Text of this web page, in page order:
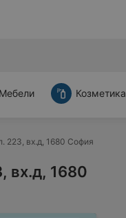
Мебели Козметика
223, вх.д, 1680 София
вх.д, 1680